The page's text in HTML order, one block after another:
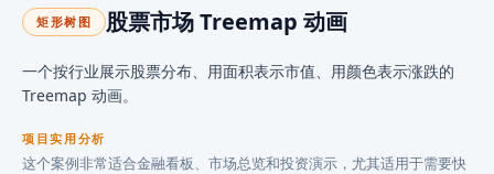
矩形树图 股票市场 Treemap 动画
一个按行业展示股票分布、用面积表示市值、用颜色表示涨跌的
Treemap 动画。
项目实用分析
这个案例非常适合金融看板、市场总览和投资演示，尤其适用于需要快